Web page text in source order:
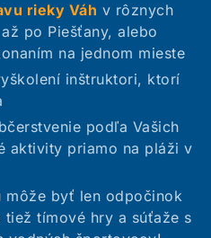
rieky Váh v rôznych
po Piešťany, alebo
na jednom mieste
inštruktori, ktorí
podľa Vašich
aktivity priamo na pláži v
môže byť len odpočinok
tímové hry a súťaže s